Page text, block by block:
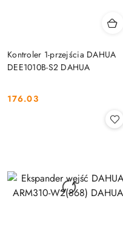
Kontroler 1-przejścia DAHUA
DEE1010B-S2 DAHUA
Cena:
176.03